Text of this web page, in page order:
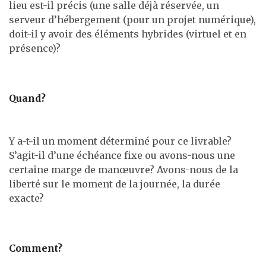
lieu est-il précis (une salle déjà réservée, un
serveur d’hébergement (pour un projet numérique),
doit-il y avoir des éléments hybrides (virtuel et en
présence)?
Quand?
Y a-t-il un moment déterminé pour ce livrable?
S’agit-il d’une échéance fixe ou avons-nous une
certaine marge de manœuvre? Avons-nous de la
liberté sur le moment de la journée, la durée
exacte?
Comment?